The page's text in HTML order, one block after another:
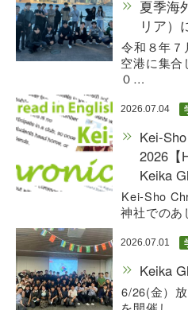
夏季海
リア）
令和８年７
空港に集合
０…
2026.07.04
Kei-
2026【
Keika
Kei-Sho
神社での
2026.07.01
Keika
6/26(金）